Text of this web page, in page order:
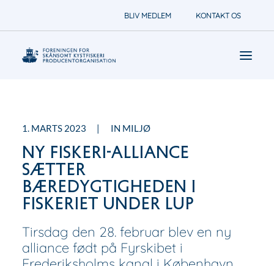
BLIV MEDLEM KONTAKT OS
Foreningen arbejder for
Om
1. MARTS 2023 | IN MILJØ
NY FISKERI-ALLIANCE
SÆTTER
BÆREDYGTIGHEDEN I
FISKERIET UNDER LUP
Tirsdag den 28. februar blev en ny
alliance født på Fyrskibet i